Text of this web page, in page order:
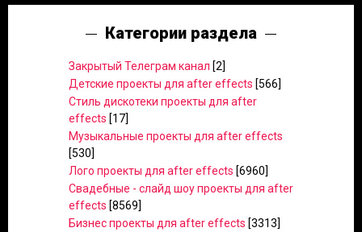
Категории раздела
Закрытый Телеграм канал [2]
Детские проекты для after effects [566]
Стиль дискотеки проекты для after
effects [17]
Музыкальные проекты для after effects
[530]
Лого проекты для after effects [6960]
Свадебные - слайд шоу проекты для after
effects [8569]
Бизнес проекты для after effects [3313]